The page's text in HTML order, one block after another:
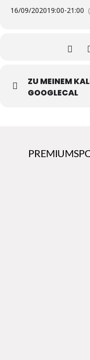
16/09/202019:00-21:00
ZU MEINEM
GOOGLECAL